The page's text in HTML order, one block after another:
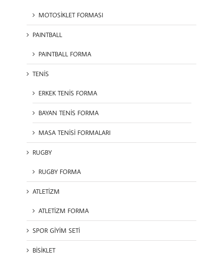
MOTOSİKLET FORMASI
PAINTBALL
PAINTBALL FORMA
TENİS
ERKEK TENİS FORMA
BAYAN TENİS FORMA
MASA TENİSİ FORMALARI
RUGBY
RUGBY FORMA
ATLETİZM
ATLETİZM FORMA
SPOR GİYİM SETİ
BİSİKLET